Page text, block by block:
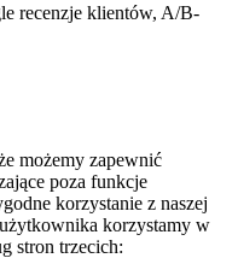
recenzje klientów, A/B-
możemy zapewnić
poza funkcje
korzystanie z naszej
korzystamy w
stron trzecich: